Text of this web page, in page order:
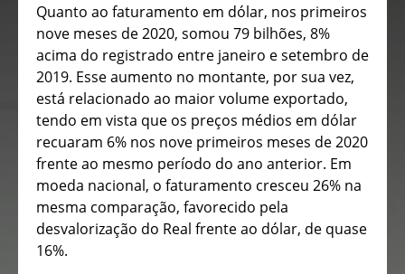
Quanto ao faturamento em dólar, nos primeiros
nove meses de 2020, somou 79 bilhões, 8%
acima do registrado entre janeiro e setembro de
2019. Esse aumento no montante, por sua vez,
está relacionado ao maior volume exportado,
tendo em vista que os preços médios em dólar
recuaram 6% nos nove primeiros meses de 2020
frente ao mesmo período do ano anterior. Em
moeda nacional, o faturamento cresceu 26% na
mesma comparação, favorecido pela
desvalorização do Real frente ao dólar, de quase
16%.